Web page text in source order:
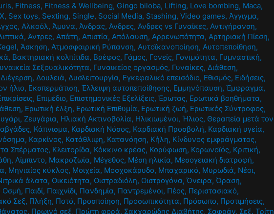
, Fitness, Fitness & Wellbeing, Gingo biloba, Lifting, Love bombing, Maca,
, Sex toys, Sexting, Single, Social Media, Stashing,Video games, Άγγιγμα,
, Αλκοόλ, Άμυνα, Άνδρας, Άνδρες, Άνδρες vs Γυναίκες, Αντιγήρανση,
, Άντρες, Απάτη, Απιστία, Απόλαυση, Αρρενωπότητα, Αρτηριακή Πίεση,
, Άσκηση, Ατμοσφαιρική Ρύπανση, Αυτοϊκανοποίηση, Αυτοπεποίθηση,
, Βακτηριακή κολπίτιδα, Βρέφος, Γάμος, Γονείς, Γονιμότητα, Γυμναστική,
Σεξουαλικότητα, Γυναικείος οργασμός, Γυναίκες, Διάθεση,
Διέγερση, Δουλειά, Δυσλειτουργία, Εγκεφαλικό επεισόδιο, Εθισμός, Ειδήσεις,
ήλιο, Εκσπερμάτιση,Έλλειψη αυτοπεποίθησης, Εμμηνόπαυση,Έμφραγμα,
, Επιμέδιο, Επιστημονικές Εξελίξεις,Έρωτας, Ερωτικά βοηθήματα,
, Ερωτική έλξη, Ερωτική Επιθυμία, Ερωτική ζωή, Ερωτικός Σύντροφος,
, Ζευγάρια, Ηλιακή Ακτινοβολία, Ηλικιωμένοι, Ήλιος, Θεραπεία μετά τον
, Κάπνισμα, Καρδιακή Νόσος, Καρδιακή Προσβολή, Καρδιακή υγεία,
, Καρκίνος, Κατάθλιψη, Κατανόηση, Κήλη, Κίνδυνος εμφράγματος,
Σπέρματος, Κλειτορίδα, Κόκκινο κρέας, Κορύφωση, Κορωνοϊός, Κριτική,
, Λίμπιντο, Μακροζωία, Μέγεθος, Μέση ηλικία, Μεσογειακή διατροφή,
, Μηνιαίος κύκλος, Μοιχεία, Μοσχοκάρυδο, Μπαχαρικό, Μυρωδιά, Νέοι,
άλατα, Οικειότητα, Οιστραδιόλη, Οιστρογόνα,Όνειρα,Όραση,
Οσμή, Παιδί, Παιχνίδι, Πανδημία, Παντρεμένοι, Πέος, Περιστασιακό,
Σεξ, Πλήξη, Ποτό, Προσποίηση, Προσωπικότητα, Πρόσωπο, Προτιμήσεις,
, Πρωινό σεξ, Πρώτη φορά, Σακχαρώδης Διαβήτης, Σαφράν, Σεξ. Τρίτη